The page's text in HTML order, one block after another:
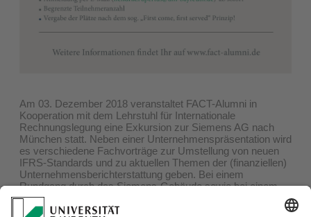
Am 03. Dezember 2018 veranstaltet FACT-Alumni in
Kooperation mit dem Lehrstuhl für Internationale
Rechnungslegung eine Exkursion zur Siemens AG nach
München statt. Neben einer Unternehmenspräsentation wird
es verschiedene Fachvorträge zur Umstellung von neuen
IFRS-Standards und zu aktuellen Themen der (finanziellen)
Unternehmensberichterstattung geben. Bei einem
Rundgang durch das Siemens-Gebäude sowie bei einem
gemeinsamen Mittagessen habt Ihr die Möglichkeit, das
Unternehmen Siemens besser kennen zu lernen.